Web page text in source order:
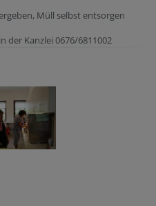
Müll selbst entsorgen
der Kanzlei 0676/6811002